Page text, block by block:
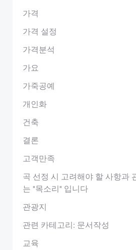
가격
가격 설정
가격분석
가요
가죽공예
개인화
건축
결론
고객만족
곡 선정 시 고려해야 할 사항과
는 "목소리" 입니다
관광지
관련 카테고리: 문서작성
교육